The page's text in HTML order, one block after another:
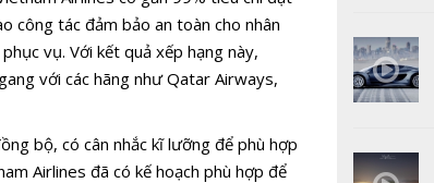
công tác đảm bảo an toàn cho nhân
vụ. Với kết quả xếp hạng này,
với các hãng như Qatar Airways,
bộ, có cân nhắc kĩ lưỡng để phù hợp
Airlines đã có kế hoạch phù hợp để